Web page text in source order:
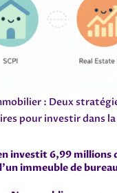
: Deux
pour investir dans
investit 6,99 millions
immeuble de